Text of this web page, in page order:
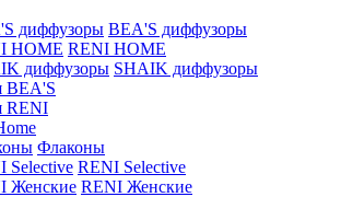
BEA'S диффузоры
RENI HOME
SHAIK диффузоры
BEA'S
RENI
Флаконы
RENI Selective
RENI Женские